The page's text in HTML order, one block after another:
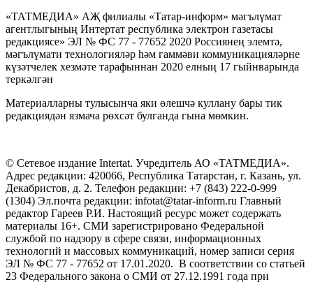
«ТАТМЕДИА» АҖ филиалы «Татар-информ» мәгълүмат
агентлыгының Интертат республика электрон газетасы
редакциясе» ЭЛ № ФС 77 - 77652 2020 Россиянең элемтә,
мәгълүмати технологияләр һәм гаммәви коммуникацияләрне
күзәтчелек хезмәте тарафыннан 2020 елның 17 гыйнварында
теркәлгән
Материалларны тулысынча яки өлешчә куллану бары тик
редакциядән язмача рөхсәт булганда гына мөмкин.
© Сетевое издание Intertat. Учредитель АО «ТАТМЕДИА».
Адрес редакции: 420066, Республика Татарстан, г. Казань, ул.
Декабристов, д. 2. Телефон редакции: +7 (843) 222-0-999
(1304) Эл.почта редакции: infotat@tatar-inform.ru Главный
редактор Гареев Р.И. Настоящий ресурс может содержать
материалы 16+. СМИ зарегистрировано Федеральной
службой по надзору в сфере связи, информационных
технологий и массовых коммуникаций, номер записи серия
ЭЛ № ФС 77 - 77652 от 17.01.2020. В соответствии со статьей
23 Федерального закона о СМИ от 27.12.1991 года при